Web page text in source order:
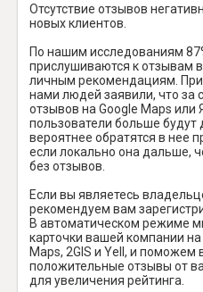
Отсутствие отзывов
новых клиентов.
По нашим исследованиям
прислушиваются к отзывам в
личным рекомендациям.
нами людей заявили, что за
отзывов на Google Maps или
пользователи больше будут
вероятнее обратятся в нее
если локально она дальше,
без отзывов.
Если вы являетесь
рекомендуем вам
В автоматическом режиме
карточки вашей компании на
Maps, 2GIS и Yell, и поможем
положительные отзывы от
для увеличения рейтинга.